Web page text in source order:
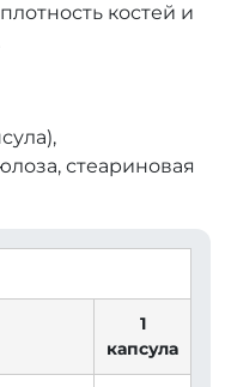
костей и
стеариновая
1
капсула